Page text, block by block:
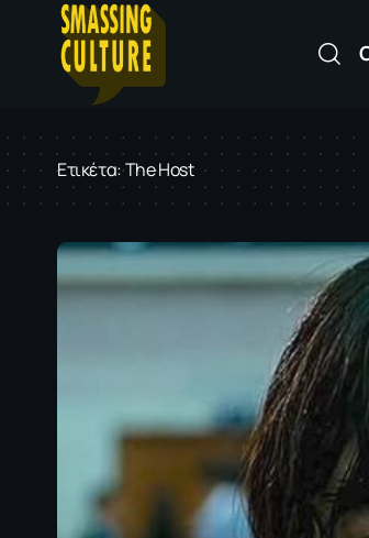
Ετικέτα:The Host